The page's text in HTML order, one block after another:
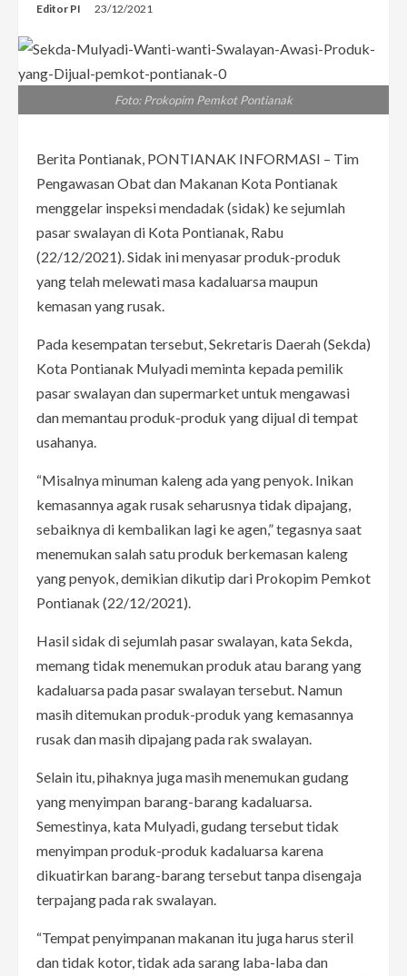
Editor PI 23/12/2021
Foto: Prokopim Pemkot Pontianak
Berita Pontianak, PONTIANAK INFORMASI – Tim
Pengawasan Obat dan Makanan Kota Pontianak
menggelar inspeksi mendadak (sidak) ke sejumlah
pasar swalayan di Kota Pontianak, Rabu
(22/12/2021). Sidak ini menyasar produk-produk
yang telah melewati masa kadaluarsa maupun
kemasan yang rusak.
Pada kesempatan tersebut, Sekretaris Daerah (Sekda)
Kota Pontianak Mulyadi meminta kepada pemilik
pasar swalayan dan supermarket untuk mengawasi
dan memantau produk-produk yang dijual di tempat
usahanya.
“Misalnya minuman kaleng ada yang penyok. Inikan
kemasannya agak rusak seharusnya tidak dipajang,
sebaiknya di kembalikan lagi ke agen,” tegasnya saat
menemukan salah satu produk berkemasan kaleng
yang penyok, demikian dikutip dari Prokopim Pemkot
Pontianak (22/12/2021).
Hasil sidak di sejumlah pasar swalayan, kata Sekda,
memang tidak menemukan produk atau barang yang
kadaluarsa pada pasar swalayan tersebut. Namun
masih ditemukan produk-produk yang kemasannya
rusak dan masih dipajang pada rak swalayan.
Selain itu, pihaknya juga masih menemukan gudang
yang menyimpan barang-barang kadaluarsa.
Semestinya, kata Mulyadi, gudang tersebut tidak
menyimpan produk-produk kadaluarsa karena
dikuatirkan barang-barang tersebut tanpa disengaja
terpajang pada rak swalayan.
“Tempat penyimpanan makanan itu juga harus steril
dan tidak kotor, tidak ada sarang laba-laba dan